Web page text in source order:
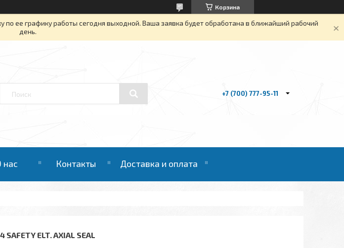
Корзина
ее графику работы сегодня выходной. Ваша заявка будет обработана в ближайший рабочий
день.
+7 (700) 777-95-11
нас Контакты Доставка и оплата
ELT. AXIAL SEAL